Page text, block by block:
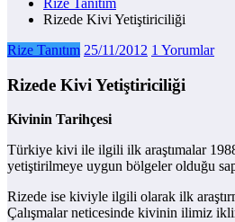
Rizede Kivi Yetiştiriciliği
Rize Tanıtım 25/11/2012 1 Yorumlar
Rizede Kivi Yetiştiriciliği
Kivinin Tarihçesi
Türkiye kivi ile ilgili ilk araştımalar
yetiştirilmeye uygun bölgeler olduğu
Rizede ise kiviyle ilgili olarak ilk
Çalışmalar neticesinde kivinin ilimiz